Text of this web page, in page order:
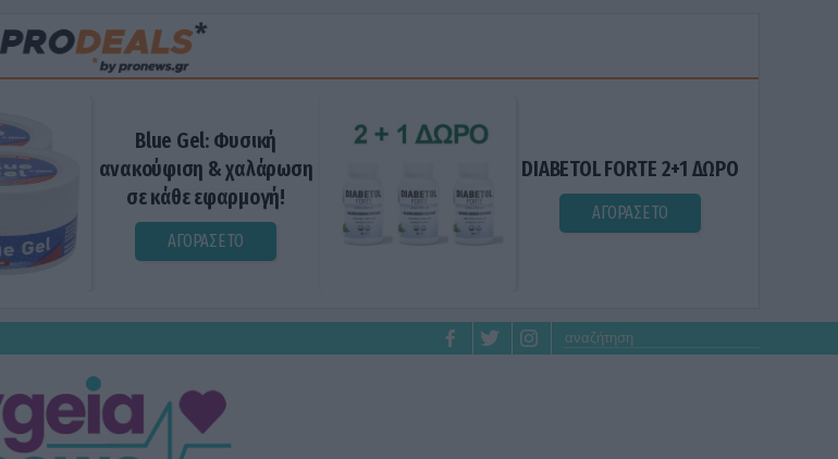
Blue Gel: Φυσική
ανακούφιση & χαλάρωση
σε κάθε εφαρμογή!
ΑΓΟΡΑΣΕ ΤΟ
DIABETOL FORTE 2+1 ΔΩΡΟ
ΑΓΟΡΑΣΕ ΤΟ